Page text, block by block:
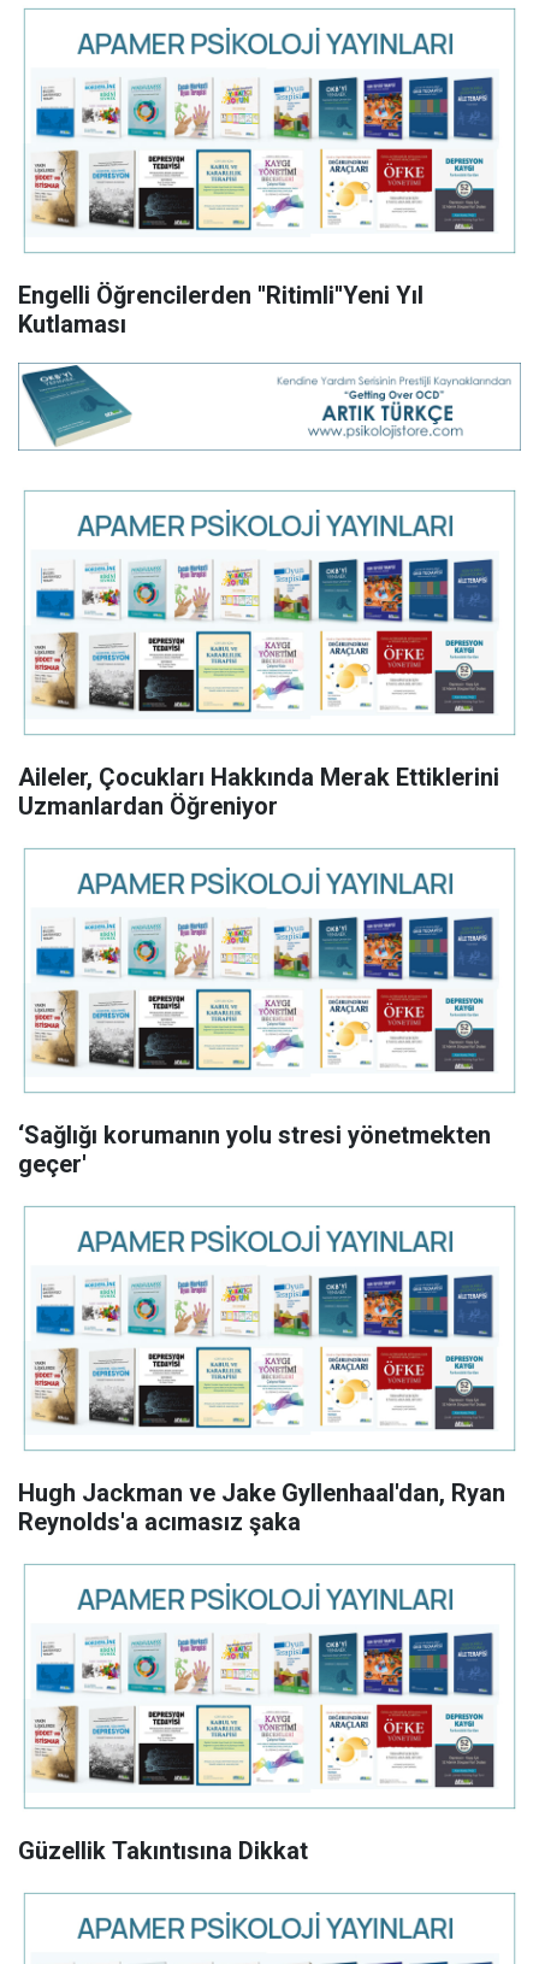
Engelli Öğrencilerden ''Ritimli''Yeni Yıl
Kutlaması
Aileler, Çocukları Hakkında Merak Ettiklerini
Uzmanlardan Öğreniyor
‘Sağlığı korumanın yolu stresi yönetmekten
geçer'
Hugh Jackman ve Jake Gyllenhaal'dan, Ryan
Reynolds'a acımasız şaka
Güzellik Takıntısına Dikkat